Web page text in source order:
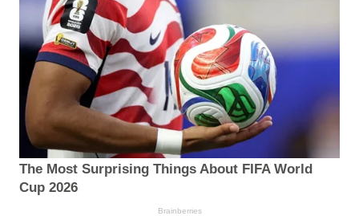
The Most Surprising Things About FIFA World
Cup 2026
Brainberries